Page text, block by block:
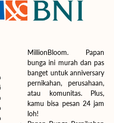
MillionBloom. Papan
bunga ini murah dan pas
banget untuk anniversary
pernikahan, perusahaan,
atau komunitas. Plus,
kamu bisa pesan 24 jam
loh!